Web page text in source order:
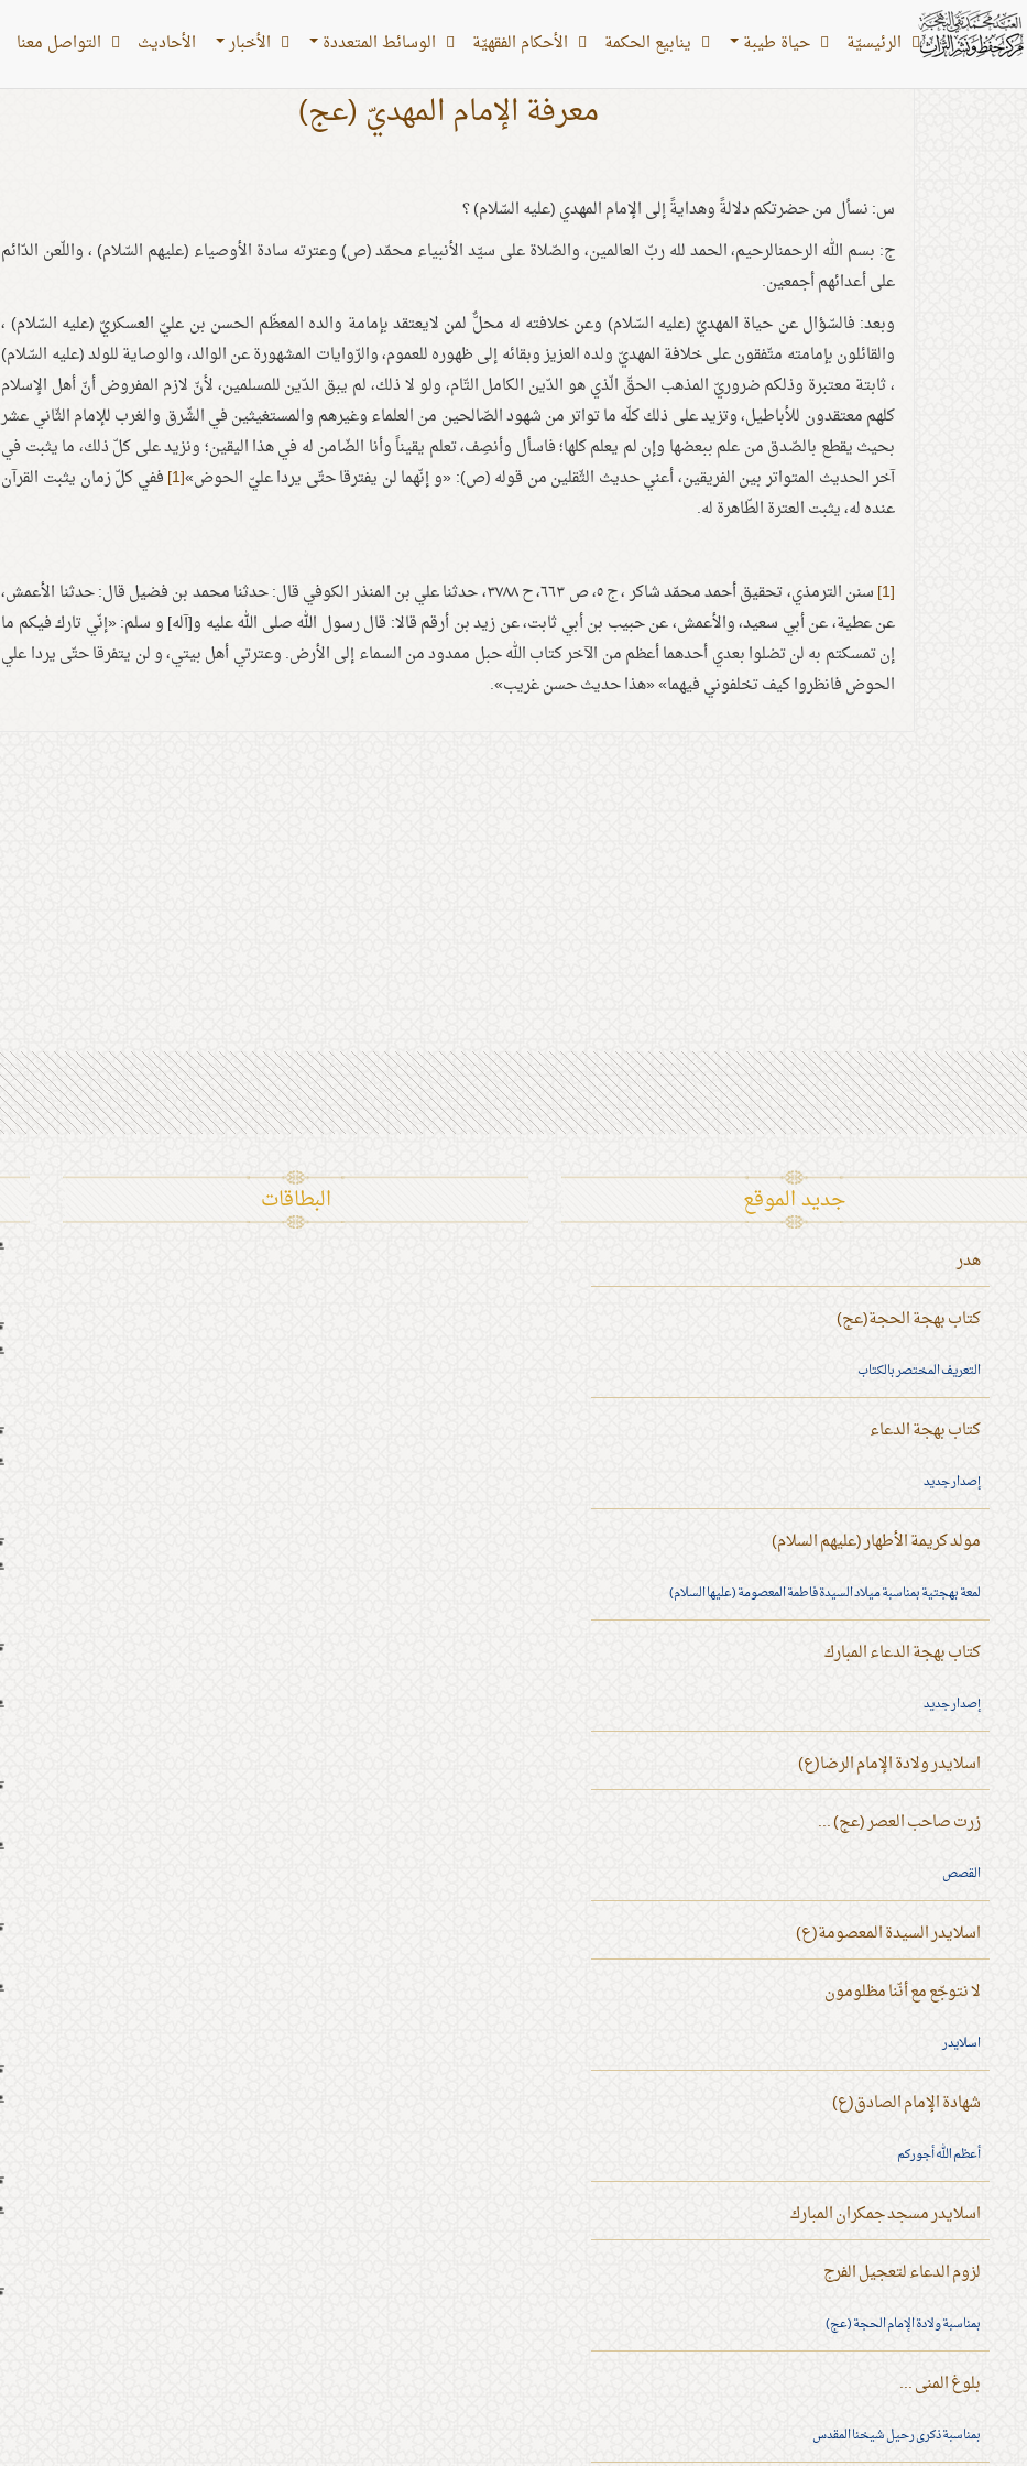
الرئیسیّة حياة طيبة ينابيع الحكمة الأحکام الفقهیّة الوسائط المتعددة الأخبار الأحادیث التواصل معنا
معرفة الإمام المهديّ (عج)
س: نسأل من حضرتكم دلالةً وهدايةً إلى الإمام المهدي (عليه السّلام) ؟
ج: بسم الله الرحمنالرحيم، الحمد لله ربّ العالمين، والصّلاة على سيّد الأنبياء محمّد (ص) وعترته سادة الأوصياء (عليهم السّلام) ، واللّعن الدّائم
على أعدائهم أجمعين.
وبعد: فالسّؤال عن حياة المهديّ (عليه السّلام) وعن خلافته له محلٌّ لمن لايعتقد بإمامة والده المعظّم الحسن بن عليّ العسكريّ (عليه السّلام) ،
والقائلون بإمامته متّفقون على خلافة المهديّ ولده العزيز وبقائه إلى ظهوره للعموم، والرّوايات المشهورة عن الوالد، والوصاية للولد (عليه السّلام)
، ثابتة معتبرة وذلكم ضروريّ المذهب الحقّ الّذي هو الدّين الكامل التّام، ولو لا ذلك، لم يبق الدّين للمسلمين، لأنّ لازم المفروض أنّ أهل الإسلام
كلهم معتقدون للأباطيل، وتزيد على ذلك كلّه ما تواتر من شهود الصّالحين من العلماء وغيرهم والمستغيثين في الشّرق والغرب للإمام الثّاني عشر
بحيث يقطع بالصّدق من علم ببعضها وإن لم يعلم كلها؛ فاسأل وأنصِف، تعلم يقيناً وأنا الضّامن له في هذا اليقين؛ ونزيد على كلّ ذلك، ما يثبت في
آخر الحديث المتواتر بين الفريقين، أعني حديث الثّقلين من قوله (ص): «و إنّهما لن يفترقا حتّى يردا عليّ الحوض»[1] ففي كلّ زمان يثبت القرآن
عنده له، يثبت العترة الطّاهرة له.
[1]
سنن الترمذي، تحقيق أحمد محمّد شاكر ، ج ٥، ص ٦٦٣، ح ٣٧٨٨، حدثنا علي بن المنذر الكوفي قال: حدثنا محمد بن فضيل قال: حدثنا الأعمش،
عن عطية، عن أبي سعيد، والأعمش، عن حبيب بن أبي ثابت، عن زيد بن أرقم قالا: قال رسول الله صلى الله عليه و[آله] و سلم: «إنّي تارك فيكم ما
إن تمسكتم به لن تضلوا بعدي أحدهما أعظم من الآخر كتاب الله حبل ممدود من السماء إلى الأرض. وعترتي أهل بيتي، و لن يتفرقا حتّى يردا علي
الحوض فانظروا كيف تخلفوني فيهما» «هذا حديث حسن غريب».
البطاقات جديد الموقع
هدر
كتاب بهجة الحجة(عج)
التعريف المختصر بالكتاب
كتاب بهجة الدعاء
إصدار جديد
مولد كريمة الأطهار (عليهم السلام)
لمعة بهجتية بمناسبة ميلاد السيدة فاطمة المعصومة (عليها السلام)
كتاب بهجة الدعاء المبارك
إصدار جديد
اسلايدر ولادة الإمام الرضا(ع)
زرت صاحب العصر (عج) ...
القصص
اسلايدر السيدة المعصومة(ع)
لا نتوجّع مع أنّنا مظلومون
اسلايدر
شهادة الإمام الصادق(ع)
أعظم الله أجوركم
اسلايدر مسجد جمكران المبارك
لزوم الدعاء لتعجيل الفرج
بمناسبة ولادة الإمام الحجة (عج)
بلوغ المنى ...
بمناسبة ذكرى رحيل شيخنا المقدس